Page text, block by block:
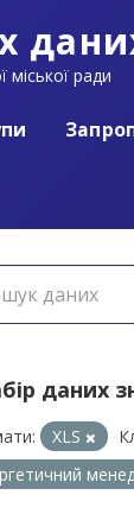
міської ради
даних
XLS